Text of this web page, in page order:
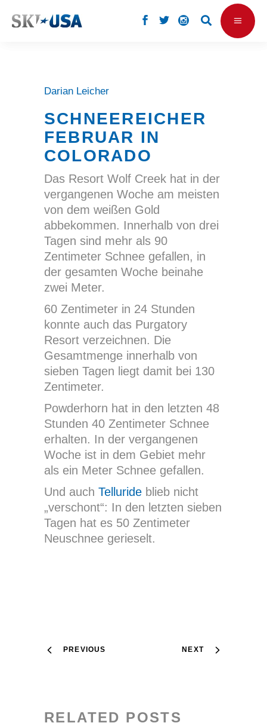
Darian Leicher
SCHNEEREICHER
FEBRUAR IN
COLORADO
Das Resort Wolf Creek hat in der
vergangenen Woche am meisten
von dem weißen Gold
abbekommen. Innerhalb von drei
Tagen sind mehr als 90
Zentimeter Schnee gefallen, in
der gesamten Woche beinahe
zwei Meter.
60 Zentimeter in 24 Stunden
konnte auch das Purgatory
Resort verzeichnen. Die
Gesamtmenge innerhalb von
sieben Tagen liegt damit bei 130
Zentimeter.
Powderhorn hat in den letzten 48
Stunden 40 Zentimeter Schnee
erhalten. In der vergangenen
Woche ist in dem Gebiet mehr
als ein Meter Schnee gefallen.
Und auch Telluride blieb nicht
„verschont“: In den letzten sieben
Tagen hat es 50 Zentimeter
Neuschnee gerieselt.
PREVIOUS NEXT
RELATED POSTS